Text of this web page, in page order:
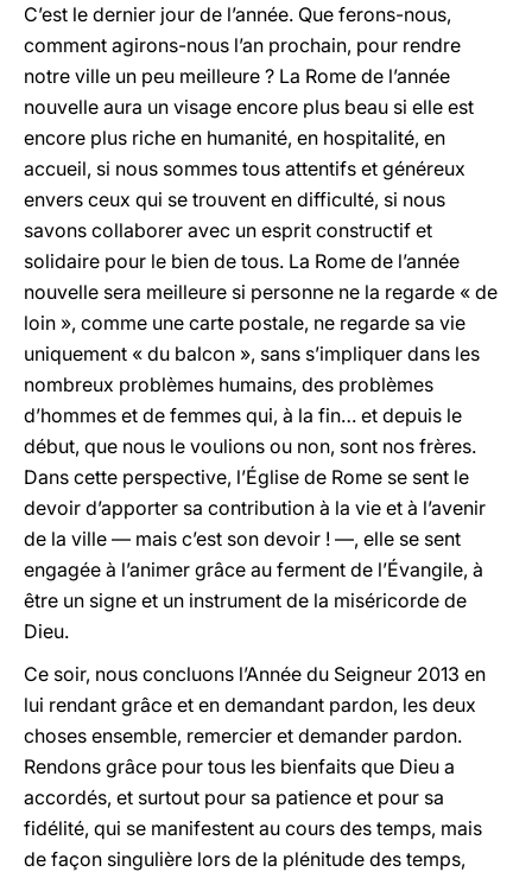
C’est le dernier jour de l’année. Que ferons-nous,
comment agirons-nous l’an prochain, pour rendre
notre ville un peu meilleure ? La Rome de l’année
nouvelle aura un visage encore plus beau si elle est
encore plus riche en humanité, en hospitalité, en
accueil, si nous sommes tous attentifs et généreux
envers ceux qui se trouvent en difficulté, si nous
savons collaborer avec un esprit constructif et
solidaire pour le bien de tous. La Rome de l’année
nouvelle sera meilleure si personne ne la regarde « de
loin », comme une carte postale, ne regarde sa vie
uniquement « du balcon », sans s’impliquer dans les
nombreux problèmes humains, des problèmes
d’hommes et de femmes qui, à la fin… et depuis le
début, que nous le voulions ou non, sont nos frères.
Dans cette perspective, l’Église de Rome se sent le
devoir d’apporter sa contribution à la vie et à l’avenir
de la ville — mais c’est son devoir ! —, elle se sent
engagée à l’animer grâce au ferment de l’Évangile, à
être un signe et un instrument de la miséricorde de
Dieu.
Ce soir, nous concluons l’Année du Seigneur 2013 en
lui rendant grâce et en demandant pardon, les deux
choses ensemble, remercier et demander pardon.
Rendons grâce pour tous les bienfaits que Dieu a
accordés, et surtout pour sa patience et pour sa
fidélité, qui se manifestent au cours des temps, mais
de façon singulière lors de la plénitude des temps,